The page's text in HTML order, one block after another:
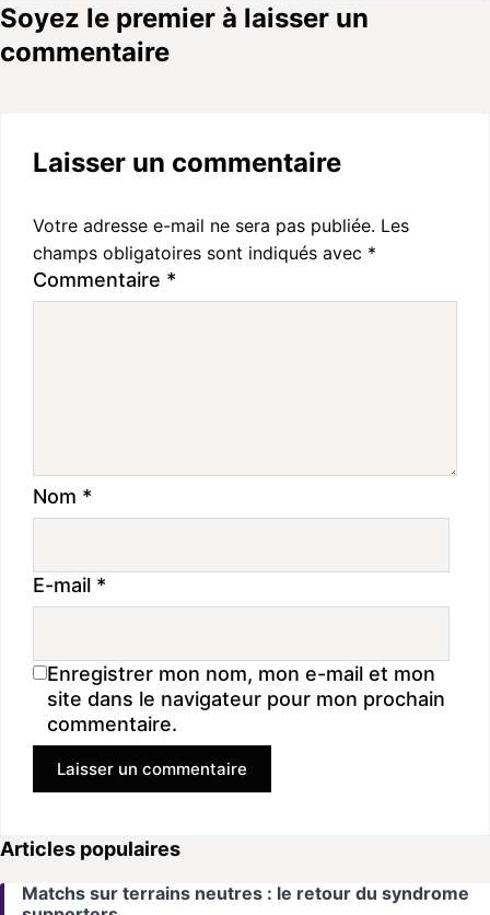
Soyez le premier à laisser un
commentaire
Laisser un commentaire
Votre adresse e-mail ne sera pas publiée. Les
champs obligatoires sont indiqués avec *
Commentaire *
Nom *
E-mail *
Enregistrer mon nom, mon e-mail et mon
site dans le navigateur pour mon prochain
commentaire.
Articles populaires
Matchs sur terrains neutres : le retour du syndrome